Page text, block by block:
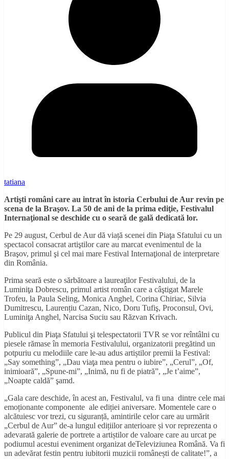
tatiana
Artişti români care au intrat în istoria Cerbului de Aur revin pe
scena de la Braşov. La 50 de ani de la prima ediţie, Festivalul
Internaţional se deschide cu o seară de gală dedicată lor.
Pe 29 august, Cerbul de Aur dă viață scenei din Piaţa Sfatului cu un
spectacol consacrat artiştilor care au marcat evenimentul de la
Braşov, primul şi cel mai mare Festival Internaţional de interpretare
din România.
Prima seară este o sărbătoare a laureaţilor Festivalului, de la
Luminiţa Dobrescu, primul artist român care a câştigat Marele
Trofeu, la Paula Seling, Monica Anghel, Corina Chiriac, Silvia
Dumitrescu, Laurențiu Cazan, Nico, Doru Tufiş, Proconsul, Ovi,
Luminiţa Anghel, Narcisa Suciu sau Răzvan Krivach.
Publicul din Piaţa Sfatului şi telespectatorii TVR se vor reîntâlni cu
piesele rămase în memoria Festivalului, organizatorii pregătind un
potpuriu cu melodiile care le-au adus artiștilor premii la Festival:
„Say something”, „Dau viaţa mea pentru o iubire”, „Cerul”, „Of,
inimioară”, „Spune-mi”, „Inimă, nu fi de piatră”, „Je t’aime”,
„Noapte caldă” şamd.
„Gala care deschide, în acest an, Festivalul, va fi una dintre cele mai
emoționante componente ale ediției aniversare. Momentele care o
alcătuiesc vor trezi, cu siguranță, amintirile celor care au urmărit
„Cerbul de Aur” de-a lungul edițiilor anterioare și vor reprezenta o
adevarată galerie de portrete a artiștilor de valoare care au urcat pe
podiumul acestui eveniment organizat deTeleviziunea Română. Va fi
un adevărat festin pentru iubitorii muzicii românești de calitate!”, a